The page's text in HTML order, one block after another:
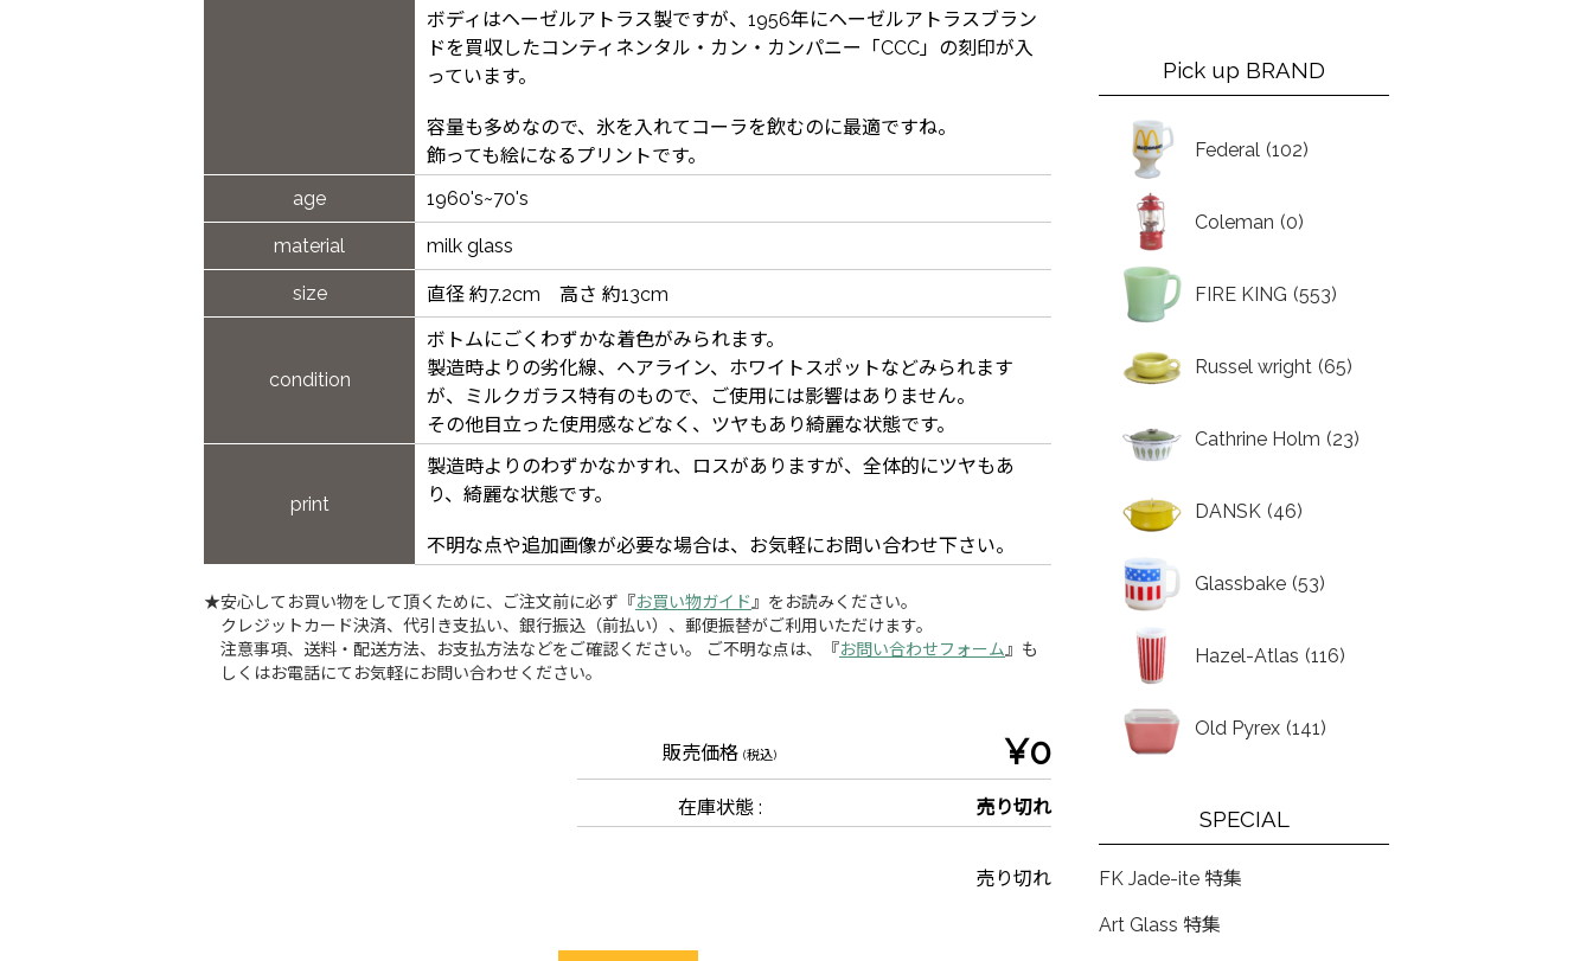
ボディはヘーゼルアトラス製ですが、1956年にヘーゼルアトラスブラン
ドを買収したコンティネンタル・カン・カンパニー「CCC」の刻印が入
っています。
容量も多めなので、氷を入れてコーラを飲むのに最適ですね。
飾っても絵になるプリントです。
age
1960's~70's
material milk glass
size 直径 約7.2cm 高さ 約13cm
condition
ボトムにごくわずかな着色がみられます。
製造時よりの劣化線、ヘアライン、ホワイトスポットなどみられます
が、ミルクガラス特有のもので、ご使用には影響はありません。
その他目立った使用感などなく、ツヤもあり綺麗な状態です。
print
製造時よりのわずかなかすれ、ロスがありますが、全体的にツヤもあ
り、綺麗な状態です。
不明な点や追加画像が必要な場合は、お気軽にお問い合わせ下さい。
★安心してお買い物をして頂くために、ご注文前に必ず『お買い物ガイド 』をお読みください。
クレジットカード決済、代引き支払い、銀行振込（前払い）、郵便振替がご利用いただけます。
注意事項、送料・配送方法、お支払方法などをご確認ください。 ご不明な点は、『お問い合わせフォーム 』も
しくはお電話にてお気軽にお問い合わせください。
販売価格(税込) ¥0
在庫状態 : 売り切れ
売り切れ
Pick up BRAND
Federal (102)
Coleman (0)
FIRE KING (553)
Russel wright (65)
Cathrine Holm (23)
DANSK (46)
Glassbake (53)
Hazel-Atlas (116)
Old Pyrex (141)
SPECIAL
FK Jade-ite 特集
Art Glass 特集